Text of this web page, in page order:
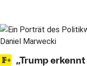
Main articles
„Trump